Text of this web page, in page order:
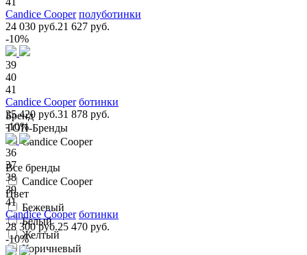
Бренд
ТОП-Бренды
Candice Cooper
Все бренды
Candice Cooper
Цвет
Бежевый
Белый
Желтый
Коричневый
Candice Cooper полуботинки
24 030 руб.21 627 руб.
-10%
39
40
41
Candice Cooper ботинки
35 420 руб.31 878 руб.
-10%
36
37
38
39
41
Candice Cooper ботинки
28 300 руб.25 470 руб.
-10%